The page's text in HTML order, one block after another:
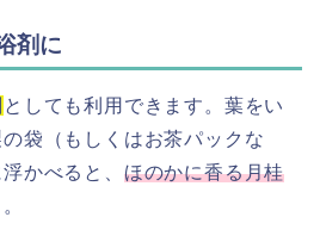
剤に
としても利用できます。葉をい
袋（もしくはお茶パックな
かべると、 ほのかに香る月桂